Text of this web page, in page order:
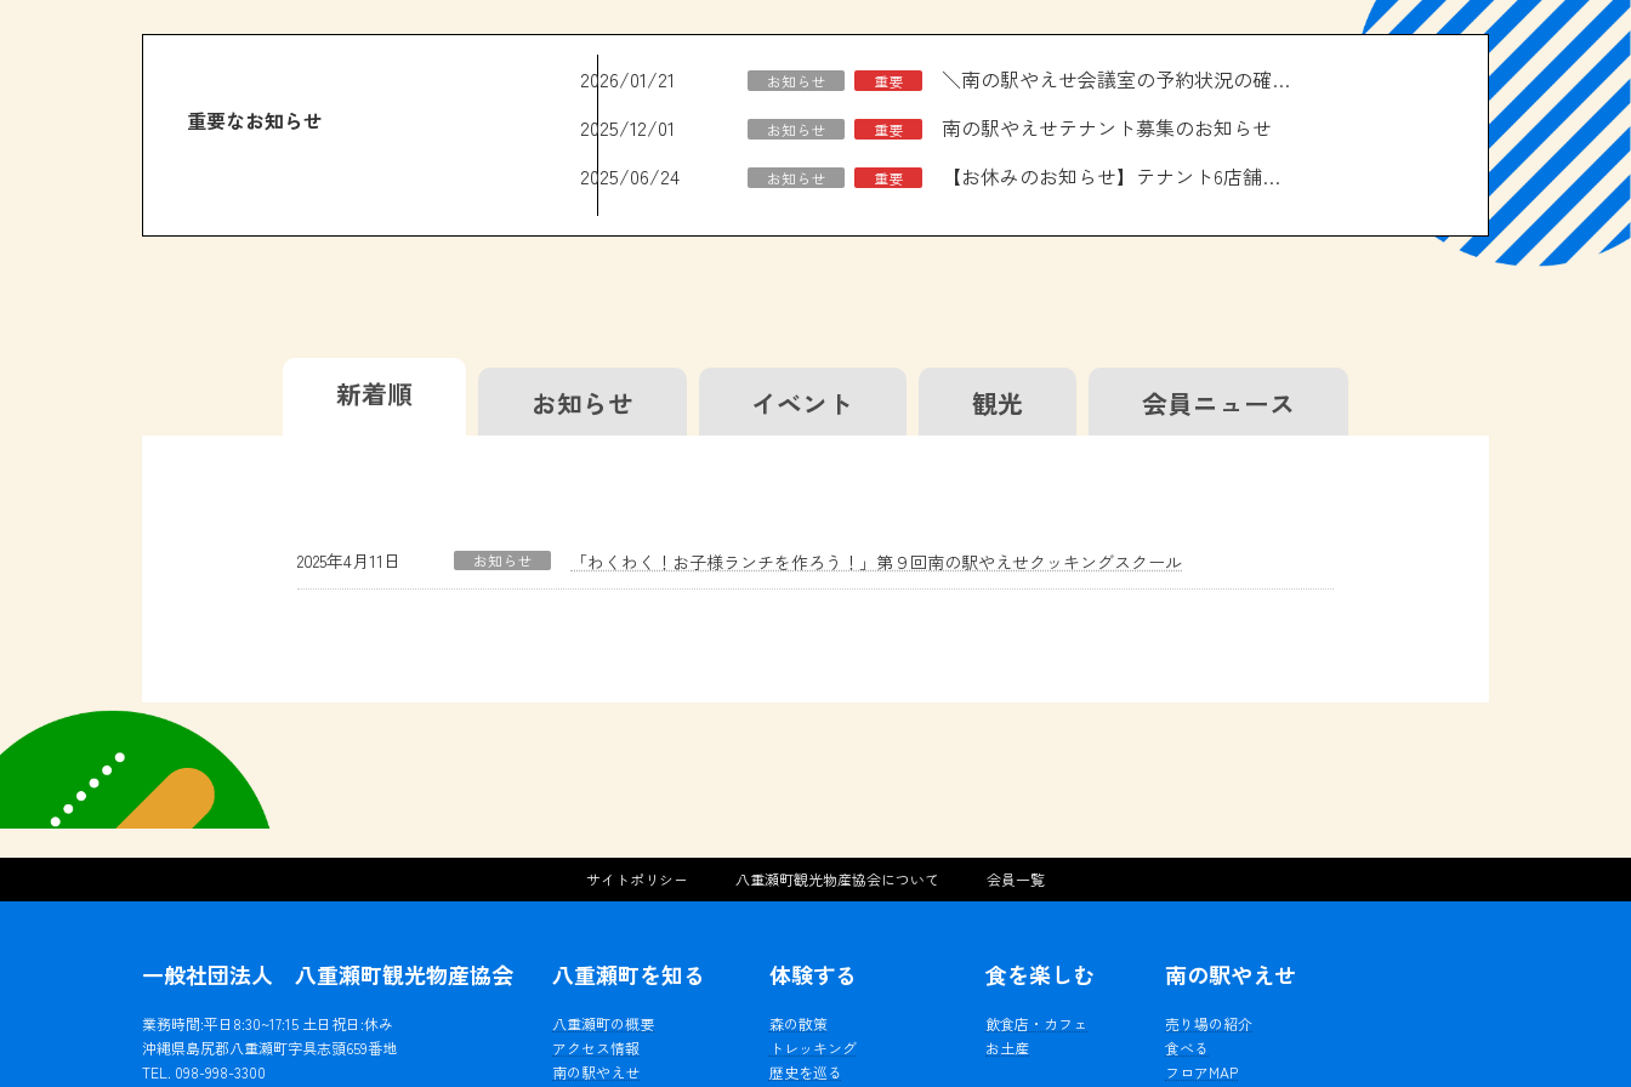
重要なお知らせ
2026/01/21 お知らせ 重要
＼南の駅やえせ会議室の予約状況の確認はこちら！／
2025/12/01
お知らせ 重要
南の駅やえせテナント募集のお知らせ
2025/06/24
お知らせ 重要 【お休みのお知らせ】テナント6店舗、エアコン取り換え工事について
新着順 お知らせ イベント 観光 会員ニュース
2025年4月11日 お知らせ 「わくわく！お子様ランチを作ろう！」第９回南の駅やえせクッキングスクール
サイトポリシー 八重瀬町観光物産協会について 会員一覧
一般社団法人 八重瀬町観光物産協会
業務時間:平日8:30~17:15 土日祝日:休み
沖縄県島尻郡八重瀬町字具志頭659番地
TEL. 098-998-3300
八重瀬町を知る
八重瀬町の概要
アクセス情報
南の駅やえせ
体験する
森の散策
トレッキング
歴史を巡る
食を楽しむ
飲食店・カフェ
お土産
南の駅やえせ
売り場の紹介
食べる
フロアMAP